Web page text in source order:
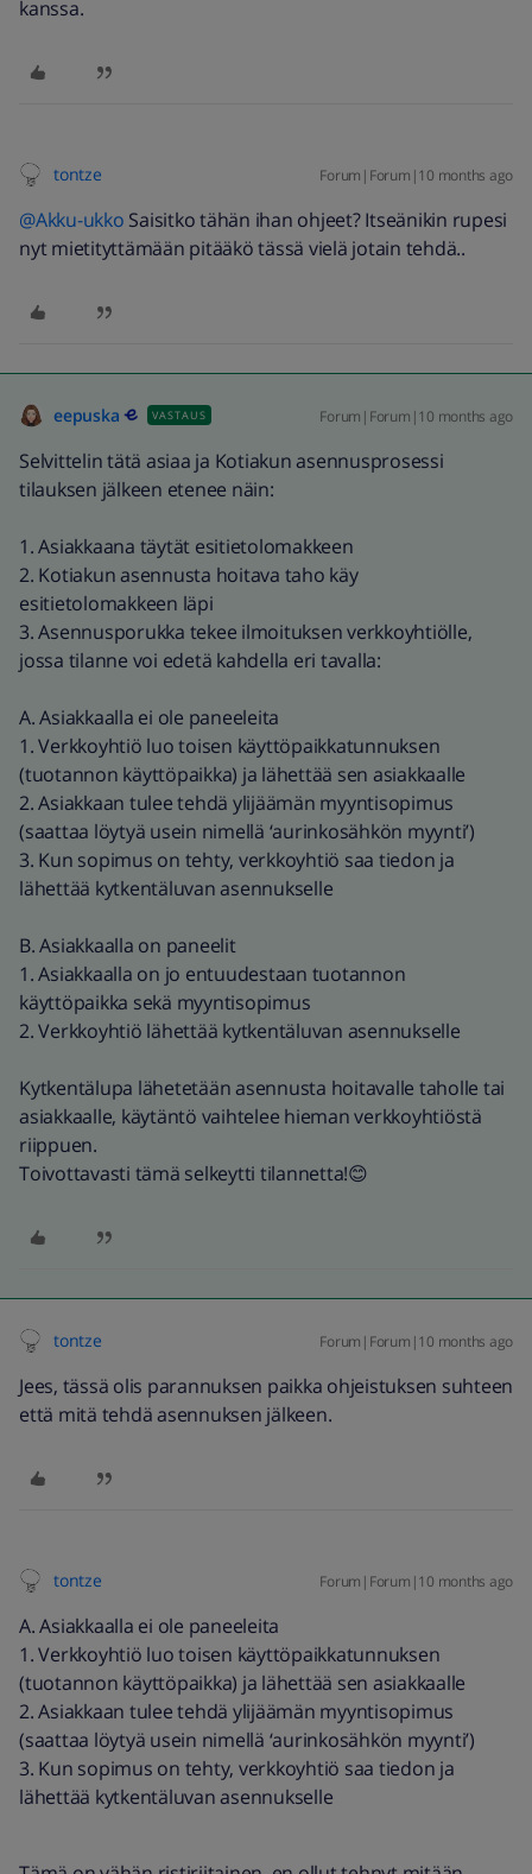
kanssa.
tontze Forum|Forum|10 months ago
@Akku-ukko Saisitko tähän ihan ohjeet? Itseänikin rupesi
nyt mietityttämään pitääkö tässä vielä jotain tehdä..
eepuska VASTAUS Forum|Forum|10 months ago
Selvittelin tätä asiaa ja Kotiakun asennusprosessi
tilauksen jälkeen etenee näin:
1. Asiakkaana täytät esitietolomakkeen
2. Kotiakun asennusta hoitava taho käy
esitietolomakkeen läpi
3. Asennusporukka tekee ilmoituksen verkkoyhtiölle,
jossa tilanne voi edetä kahdella eri tavalla:
A. Asiakkaalla ei ole paneeleita
1. Verkkoyhtiö luo toisen käyttöpaikkatunnuksen
(tuotannon käyttöpaikka) ja lähettää sen asiakkaalle
2. Asiakkaan tulee tehdä ylijäämän myyntisopimus
(saattaa löytyä usein nimellä ‘aurinkosähkön myynti’)
3. Kun sopimus on tehty, verkkoyhtiö saa tiedon ja
lähettää kytkentäluvan asennukselle
B. Asiakkaalla on paneelit
1. Asiakkaalla on jo entuudestaan tuotannon
käyttöpaikka sekä myyntisopimus
2. Verkkoyhtiö lähettää kytkentäluvan asennukselle
Kytkentälupa lähetetään asennusta hoitavalle taholle tai
asiakkaalle, käytäntö vaihtelee hieman verkkoyhtiöstä
riippuen.
Toivottavasti tämä selkeytti tilannetta!😊
tontze Forum|Forum|10 months ago
Jees, tässä olis parannuksen paikka ohjeistuksen suhteen
että mitä tehdä asennuksen jälkeen.
tontze Forum|Forum|10 months ago
A. Asiakkaalla ei ole paneeleita
1. Verkkoyhtiö luo toisen käyttöpaikkatunnuksen
(tuotannon käyttöpaikka) ja lähettää sen asiakkaalle
2. Asiakkaan tulee tehdä ylijäämän myyntisopimus
(saattaa löytyä usein nimellä ‘aurinkosähkön myynti’)
3. Kun sopimus on tehty, verkkoyhtiö saa tiedon ja
lähettää kytkentäluvan asennukselle